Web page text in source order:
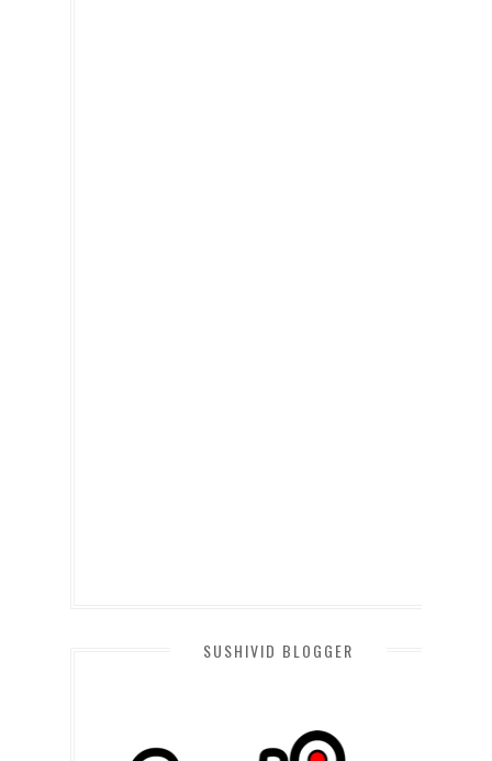
SUSHIVID BLOGGER